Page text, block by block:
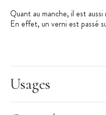
Quant au manche, il est
En effet, un verni est passé
Manche en bois agréable
Usages